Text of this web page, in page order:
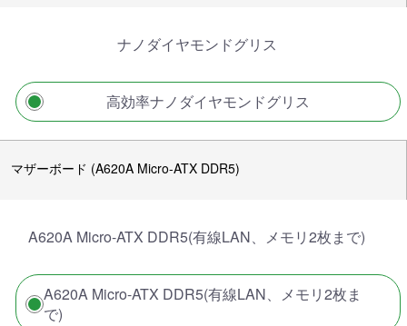
ナノダイヤモンドグリス
高効率ナノダイヤモンドグリス
マザーボード (A620A Micro-ATX DDR5)
A620A Micro-ATX DDR5(有線LAN、メモリ2枚まで)
A620A Micro-ATX DDR5(有線LAN、メモリ2枚ま
で)